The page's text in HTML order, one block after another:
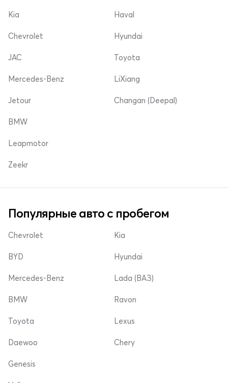
Kia
Chevrolet
Haval
Hyundai
JAC
Mercedes-Benz
Jetour
Toyota
LiXiang
Changan (Deepal)
BMW
Leapmotor
Zeekr
Популярные авто с пробегом
Chevrolet
BYD
Mercedes-Benz
Kia
Hyundai
Lada (ВАЗ)
BMW
Toyota
Daewoo
Ravon
Lexus
Chery
Genesis